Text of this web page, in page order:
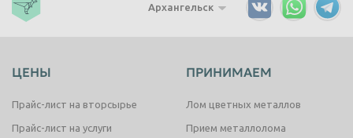
Архангельск
ЦЕНЫ
Прайс-лист на вторсырье
Прайс-лист на услуги
ПРИНИМАЕМ
Лом цветных металлов
Прием металлолома